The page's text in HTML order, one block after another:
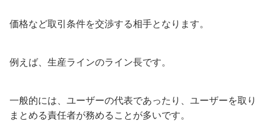
価格など取引条件を交渉する相手となります。
例えば、生産ラインのライン長です。
一般的には、ユーザーの代表であったり、ユーザーを取り
まとめる責任者が務めることが多いです。